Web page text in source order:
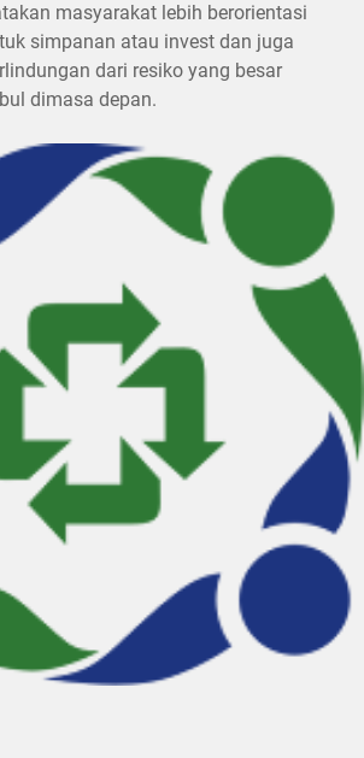
masyarakat lebih berorientasi
simpanan atau invest dan juga
dari resiko yang besar
dimasa depan.